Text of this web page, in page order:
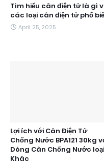
Tìm hiểu cân điện tử là gì
các loại cân điện tử phổ
April 25, 2025
Lợi ích với Cân Điện Tử
Chống Nước BPA121 30kg
Dòng Cân Chống Nước loại
Khác